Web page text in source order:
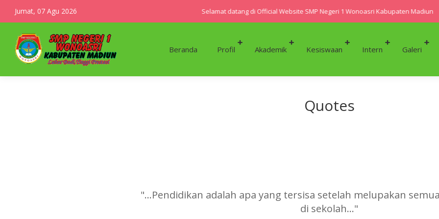
Jumat, 07 Agu 2026 Selamat datang di Official Website SMP Negeri 1 Wonoasri Kabupaten Madiun
Beranda Profil Akademik Kesiswaan Intern Galeri
Quotes
"...Pendidikan adalah apa yang tersisa setelah melupakan
di sekolah..."